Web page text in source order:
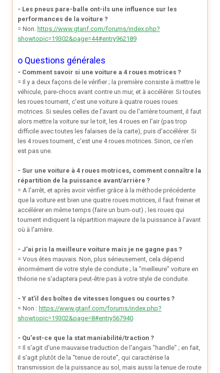
- Les pneus pare-balle ont-ils une influence sur les
performances de la voiture ?
= Non. https://www.gtanf.com/forums/index.php?
showtopic=19302&page=44#entry962189
o Questions générales
- Comment savoir si une voiture a 4 roues motrices ?
= Il y a deux façons de le vérifier ; la première consiste à mettre le
véhicule, pare-chocs avant contre un mur, et à accélérer. Si toutes
les roues tournent, c'est une voiture à quatre roues roues
motrices. Si seules celles de l'avant ou de l'arrière tournent, il faut
alors mettre la voiture sur le toit, les 4 roues en l'air (pas trop
difficile avec toutes les falaises de la carte), puis d'accélérer. Si
les 4 roues tournent, c'est une 4 roues motrices. Sinon, ce n'en
est pas une.
- Sur une voiture à 4 roues motrices, comment connaître la
répartition de la puissance avant/arrière ?
= A l'arrêt, et après avoir vérifier grâce à la méthode précédente
que la voiture est bien une quatre roues motrices, il faut freiner et
accélérer en même temps (faire un burn-out) ; les roues qui
tournent indiquent la répartition majeure de la puissance à l'avant
où à l'arrière.
- J'ai pris la meilleure voiture mais je ne gagne pas ?
= Vous êtes mauvais. Non, plus sérieusement, cela dépend
énormément de votre style de conduite ; la "meilleure" voiture en
théorie ne s'adaptera peut-être pas à votre style de conduite.
- Y at'il des boîtes de vitesses longues ou courtes ?
= Non : https://www.gtanf.com/forums/index.php?
showtopic=19302&page=8#entry567940
- Qu'est-ce que la stat maniabilité/traction ?
= Il s'agit d'une mauvaise traduction de l'angais "handle" ; en fait,
il s'agit plutôt de la "tenue de route", qui caractérise la
transmission de la puissance au sol, mais aussi la tenue de route